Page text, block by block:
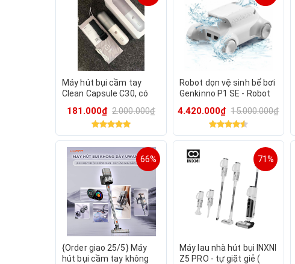
Máy hút bụi cầm tay
Clean Capsule C30, có
181.000₫ 2.000.000₫
Robot dọn vệ sinh bể bơi
Genkinno P1 SE - Robot
4.420.000₫ 15.000.000₫
66%
{Order giao 25/5} Máy
hút bụi cầm tay không
71%
Máy lau nhà hút bụi INXNI
Z5 PRO - tự giặt giẻ (